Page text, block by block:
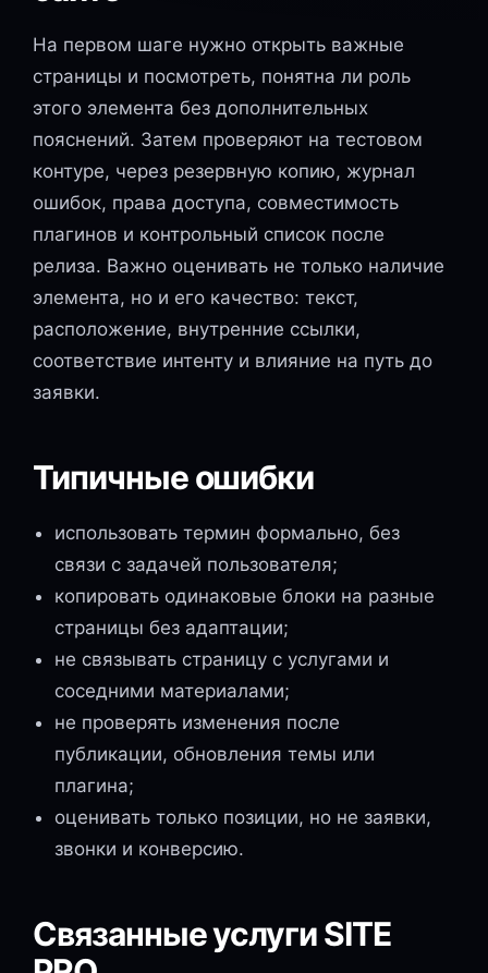
На первом шаге нужно открыть важные
страницы и посмотреть, понятна ли роль
этого элемента без дополнительных
пояснений. Затем проверяют на тестовом
контуре, через резервную копию, журнал
ошибок, права доступа, совместимость
плагинов и контрольный список после
релиза. Важно оценивать не только наличие
элемента, но и его качество: текст,
расположение, внутренние ссылки,
соответствие интенту и влияние на путь до
заявки.
Типичные ошибки
использовать термин формально, без
связи с задачей пользователя;
копировать одинаковые блоки на разные
страницы без адаптации;
не связывать страницу с услугами и
соседними материалами;
не проверять изменения после
публикации, обновления темы или
плагина;
оценивать только позиции, но не заявки,
звонки и конверсию.
Связанные услуги SITE